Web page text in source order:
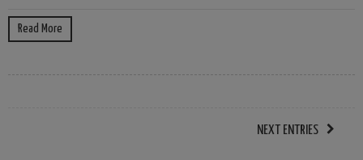
Read More
NEXT ENTRIES